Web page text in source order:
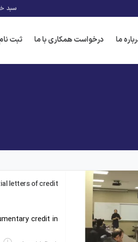
سبد
ما درخواست همکاری با ما ثبت
letters of credit
credit in…